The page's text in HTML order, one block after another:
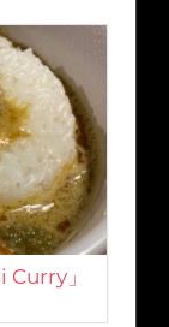
Curry」